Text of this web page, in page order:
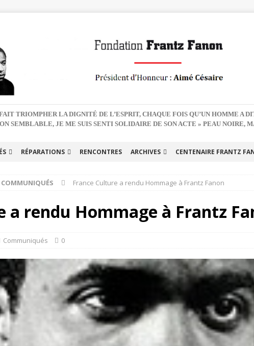
TRIOMPHER LA DIGNITÉ DE L’ESPRIT, CHAQUE FOIS QU’UN HOMME A
SEMBLABLE, JE ME SUIS SENTI SOLIDAIRE DE SON ACTE » PEAU NOIRE,
RÉPARATIONS RENCONTRES ARCHIVES CENTENAIRE FRANTZ
COMMUNIQUÉS France Culture a rendu Hommage à Frantz Fanon
a rendu Hommage à Frantz
Communiqués 0